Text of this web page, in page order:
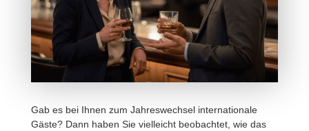
Gab es bei Ihnen zum Jahres­wechsel inter­na­tio­nale
Gäste? Dann haben Sie viel­leicht beob­achtet, wie das